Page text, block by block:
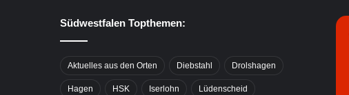
Südwestfalen Topthemen:
Aktuelles aus den Orten Diebstahl Drolshagen
Hagen HSK Iserlohn Lüdenscheid